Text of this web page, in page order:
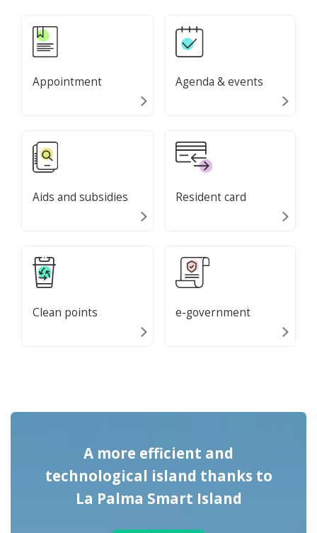
Appointment Agenda & events
Aids and subsidies Resident card
Clean points e-government
A more efficient and
technological island thanks to
La Palma Smart Island